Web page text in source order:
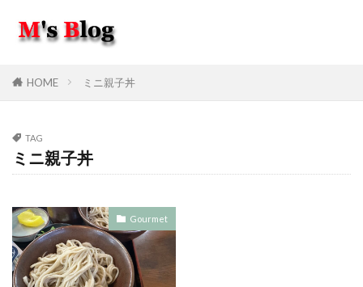
HOME ミニ親子丼
TAG
ミニ親子丼
Gourmet